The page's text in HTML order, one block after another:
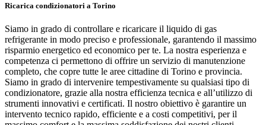
Ricarica condizionatori a Torino
Siamo in grado di controllare e ricaricare il liquido di gas
refrigerante in modo preciso e professionale, garantendo il massimo
risparmio energetico ed economico per te. La nostra esperienza e
competenza ci permettono di offrire un servizio di manutenzione
completo, che copre tutte le aree cittadine di Torino e provincia.
Siamo in grado di intervenire tempestivamente su qualsiasi tipo di
condizionatore, grazie alla nostra efficienza tecnica e all’utilizzo di
strumenti innovativi e certificati. Il nostro obiettivo è garantire un
intervento tecnico rapido, efficiente e a costi competitivi, per il